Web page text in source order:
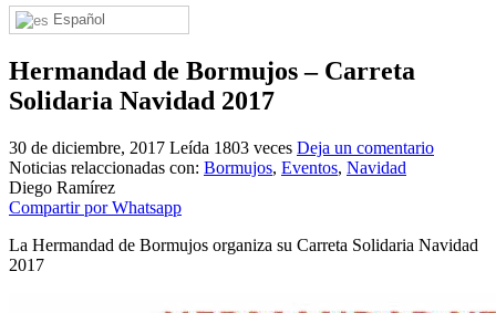
Español
Hermandad de Bormujos – Carreta
Solidaria Navidad 2017
30 de diciembre, 2017 Leída 1803 veces Deja un comentario
Noticias relaccionadas con: Bormujos, Eventos, Navidad
Diego Ramírez
Compartir por Whatsapp
La Hermandad de Bormujos organiza su Carreta Solidaria Navidad
2017
¿Cuales son los actos principales que se celebran en el
Quiero hacer el camino,¿que tengo que hacer?